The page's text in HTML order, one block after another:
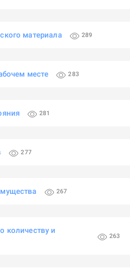
материала 289
месте 283
281
277
267
количеству и
263